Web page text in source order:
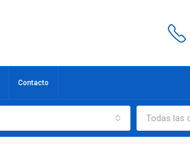
Contacto
Todas las